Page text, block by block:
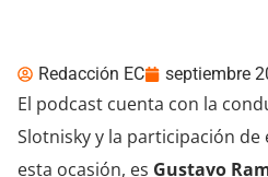
Redacción EC septiembre
El podcast cuenta con la
Slotnisky y la participación de
esta ocasión, es Gustavo